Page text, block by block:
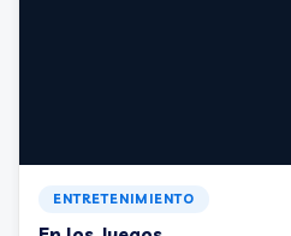
ENTRETENIMIENTO